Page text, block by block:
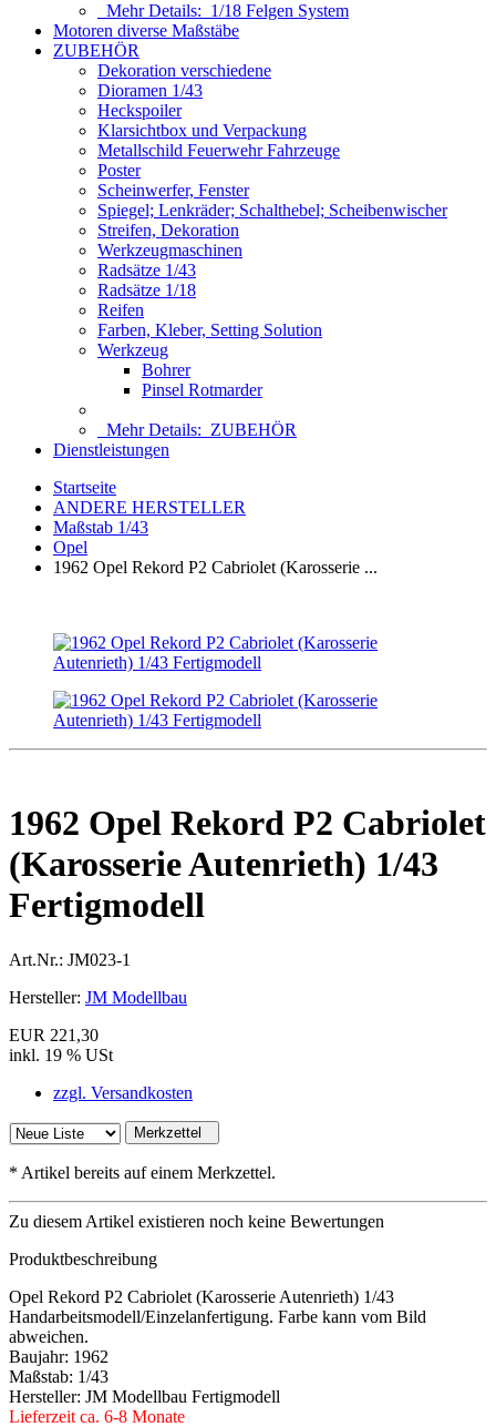
Mehr Details: 1/18 Felgen System
Motoren diverse Maßstäbe
ZUBEHÖR
Dekoration verschiedene
Dioramen 1/43
Heckspoiler
Klarsichtbox und Verpackung
Metallschild Feuerwehr Fahrzeuge
Poster
Scheinwerfer, Fenster
Spiegel; Lenkräder; Schalthebel; Scheibenwischer
Streifen, Dekoration
Werkzeugmaschinen
Radsätze 1/43
Radsätze 1/18
Reifen
Farben, Kleber, Setting Solution
Werkzeug
Bohrer
Pinsel Rotmarder
Mehr Details: ZUBEHÖR
Dienstleistungen
Startseite
ANDERE HERSTELLER
Maßstab 1/43
Opel
1962 Opel Rekord P2 Cabriolet (Karosserie ...
1962 Opel Rekord P2 Cabriolet
(Karosserie Autenrieth) 1/43
Fertigmodell
Art.Nr.: JM023-1
Hersteller: JM Modellbau
EUR 221,30
inkl. 19 % USt
zzgl. Versandkosten
Merkzettel
* Artikel bereits auf einem Merkzettel.
Zu diesem Artikel existieren noch keine Bewertungen
Produktbeschreibung
Opel Rekord P2 Cabriolet (Karosserie Autenrieth) 1/43
Handarbeitsmodell/Einzelanfertigung. Farbe kann vom Bild
abweichen.
Baujahr: 1962
Maßstab: 1/43
Hersteller: JM Modellbau Fertigmodell
Lieferzeit ca. 6-8 Monate